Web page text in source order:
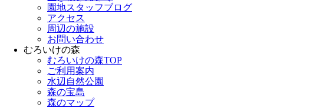
園地スタッフブログ
アクセス
周辺の施設
お問い合わせ
むろいけの森
むろいけの森TOP
ご利用案内
水辺自然公園
森の宝島
森のマップ